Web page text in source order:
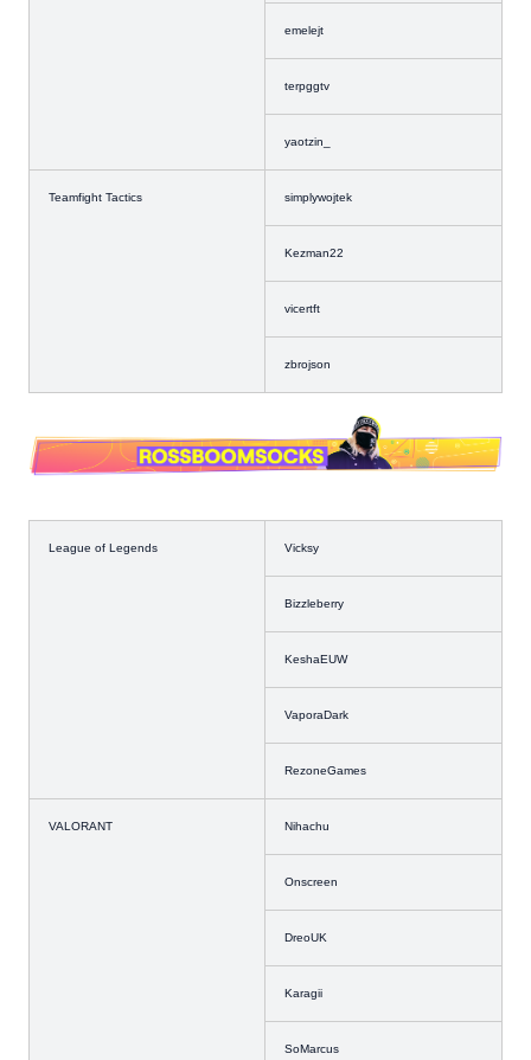
emelejt
terpggtv
yaotzin_
Teamfight Tactics simplywojtek
Kezman22
vicertft
zbrojson
League of Legends Vicksy
Bizzleberry
KeshaEUW
VaporaDark
RezoneGames
VALORANT Nihachu
Onscreen
DreoUK
Karagii
SoMarcus